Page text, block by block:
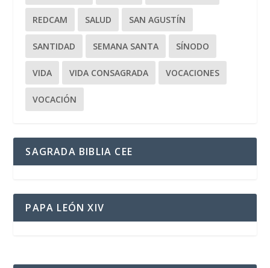
REDCAM SALUD SAN AGUSTÍN
SANTIDAD SEMANA SANTA SÍNODO
VIDA VIDA CONSAGRADA VOCACIONES
VOCACIÓN
SAGRADA BIBLIA CEE
PAPA LEÓN XIV